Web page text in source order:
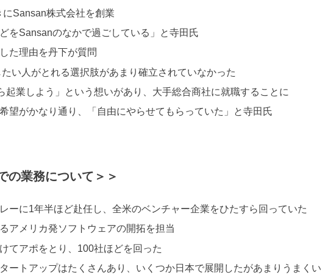
Sansan株式会社を創業
をSansanのなかで過ごしている」と寺田氏
た理由を丹下が質問
い人がとれる選択肢があまり確立されていなかった
起業しよう」という想いがあり、大手総合商社に就職することに
望がかなり通り、「自由にやらせてもらっていた」と寺田氏
の業務について＞＞
ーに1年半ほど赴任し、全米のベンチャー企業をひたすら回っていた
アメリカ発ソフトウェアの開拓を担当
てアポをとり、100社ほどを回った
ートアップはたくさんあり、いくつか日本で展開したがあまりうまくい